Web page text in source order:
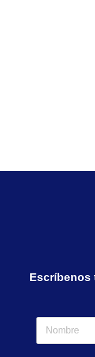
Escríbenos